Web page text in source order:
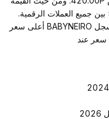
السوقية، تحتل BABYNEIRO المرتبة 5899 بين جميع العملات الرقمية.
وخلال الساعات الأربع والعشرين الماضية، سجل BABYNEIRO أعلى سعر
وأدنى سعر عند